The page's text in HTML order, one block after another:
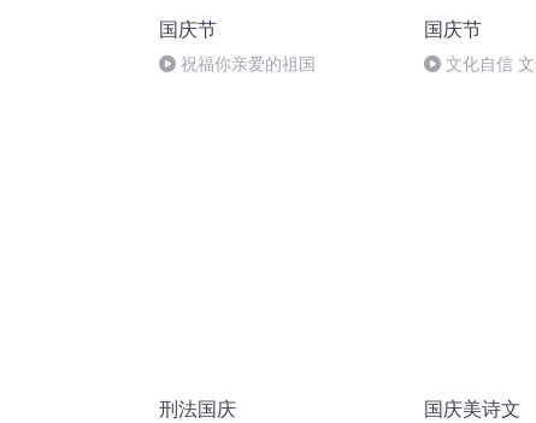
国庆节
祝福你亲爱的祖国
国庆节
文化自信
刑法国庆 国庆美诗文